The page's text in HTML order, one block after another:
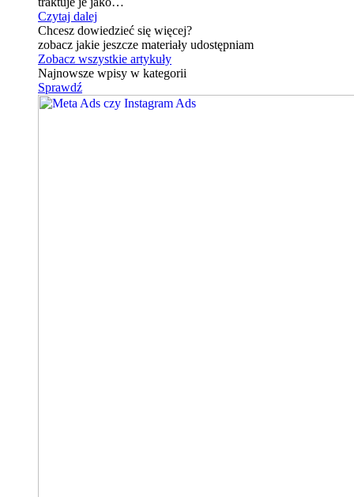
Czytaj dalej
Chcesz dowiedzieć się więcej?
zobacz jakie jeszcze materiały udostępniam
Zobacz wszystkie artykuły
Najnowsze wpisy w kategorii
Sprawdź